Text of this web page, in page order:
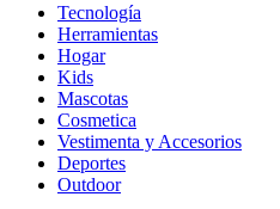
Tecnología
Herramientas
Hogar
Kids
Mascotas
Cosmetica
Vestimenta y Accesorios
Deportes
Outdoor